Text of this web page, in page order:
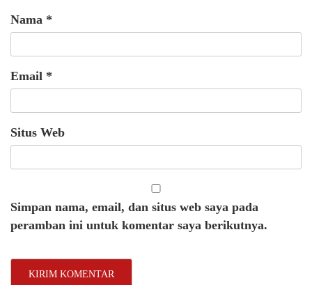
Nama *
Email *
Situs Web
Simpan nama, email, dan situs web saya pada
peramban ini untuk komentar saya berikutnya.